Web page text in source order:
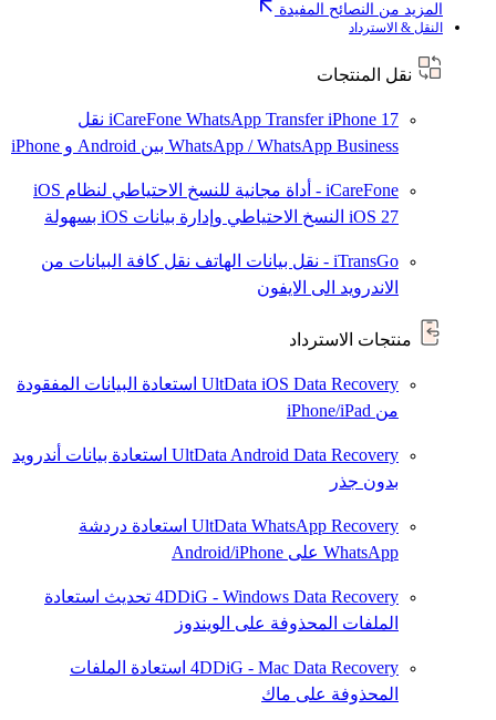
المزيد من النصائح المفيدة
النقل & الاسترداد
نقل المنتجات
iCareFone WhatsApp TransferiPhone 17
نقل
WhatsApp / WhatsApp Business بين Android و iPhone
iCareFone - أداة مجانية للنسخ الاحتياطي لنظام iOS
iOS 27 النسخ الاحتياطي وإدارة بيانات iOS بسهولة
iTransGo - نقل بيانات الهاتف
نقل كافة البيانات من
الاندرويد الى الايفون
منتجات الاسترداد
UltData iOS Data Recovery استعادة البيانات المفقودة
من iPhone/iPad
UltData Android Data Recovery استعادة بيانات أندرويد
بدون جذر
UltData WhatsApp Recovery استعادة دردشة
WhatsApp على Android/iPhone
4DDiG - Windows Data Recovery تحديث استعادة
الملفات المحذوفة على الويندوز
4DDiG - Mac Data Recovery استعادة الملفات
المحذوفة على ماك